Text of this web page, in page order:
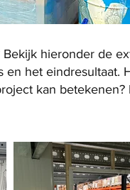
hieronder de
en het eindresultaat.
kan betekenen?